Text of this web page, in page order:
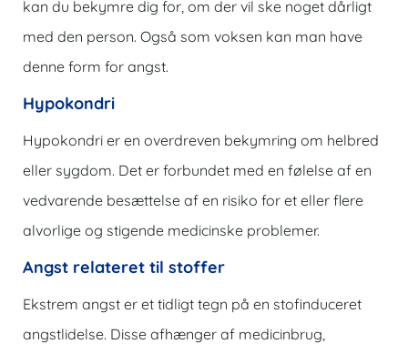
kan du bekymre dig for, om der vil ske noget dårligt
med den person. Også som voksen kan man have
denne form for angst.
Hypokondri
Hypokondri er en overdreven bekymring om helbred
eller sygdom. Det er forbundet med en følelse af en
vedvarende besættelse af en risiko for et eller flere
alvorlige og stigende medicinske problemer.
Angst relateret til stoffer
Ekstrem angst er et tidligt tegn på en stofinduceret
angstlidelse. Disse afhænger af medicinbrug,